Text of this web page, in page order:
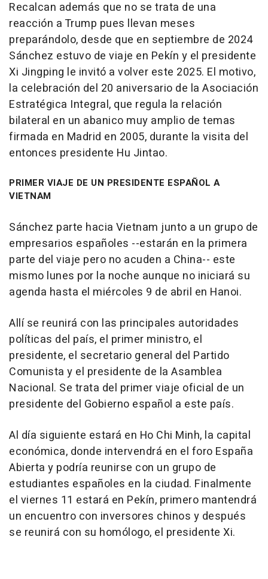
Recalcan además que no se trata de una
reacción a Trump pues llevan meses
preparándolo, desde que en septiembre de 2024
Sánchez estuvo de viaje en Pekín y el presidente
Xi Jingping le invitó a volver este 2025. El motivo,
la celebración del 20 aniversario de la Asociación
Estratégica Integral, que regula la relación
bilateral en un abanico muy amplio de temas
firmada en Madrid en 2005, durante la visita del
entonces presidente Hu Jintao.
PRIMER VIAJE DE UN PRESIDENTE ESPAÑOL A
VIETNAM
Sánchez parte hacia Vietnam junto a un grupo de
empresarios españoles --estarán en la primera
parte del viaje pero no acuden a China-- este
mismo lunes por la noche aunque no iniciará su
agenda hasta el miércoles 9 de abril en Hanoi.
Allí se reunirá con las principales autoridades
políticas del país, el primer ministro, el
presidente, el secretario general del Partido
Comunista y el presidente de la Asamblea
Nacional. Se trata del primer viaje oficial de un
presidente del Gobierno español a este país.
Al día siguiente estará en Ho Chi Minh, la capital
económica, donde intervendrá en el foro España
Abierta y podría reunirse con un grupo de
estudiantes españoles en la ciudad. Finalmente
el viernes 11 estará en Pekín, primero mantendrá
un encuentro con inversores chinos y después
se reunirá con su homólogo, el presidente Xi.